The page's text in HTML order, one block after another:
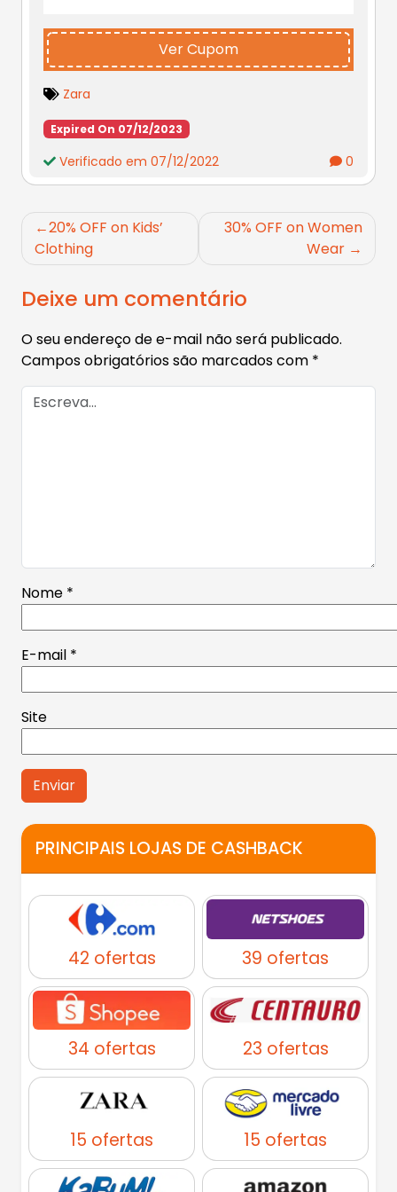
Ver Cupom
Zara
Expired On 07/12/2023
Verificado em 07/12/2022 0
Navegação
de
20% OFF on Kids’
Clothing
30% OFF on Women
Wear
Deixe um comentário
O seu endereço de e-mail não será publicado.
Campos obrigatórios são marcados com *
Nome *
E-mail *
Site
Alternative:
PRINCIPAIS LOJAS DE CASHBACK
42 ofertas 39 ofertas
34 ofertas 23 ofertas
15 ofertas 15 ofertas